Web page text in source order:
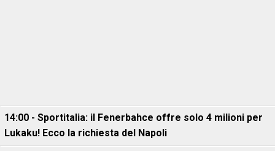
14:00 - Sportitalia: il Fenerbahce offre solo 4 milioni per
Lukaku! Ecco la richiesta del Napoli